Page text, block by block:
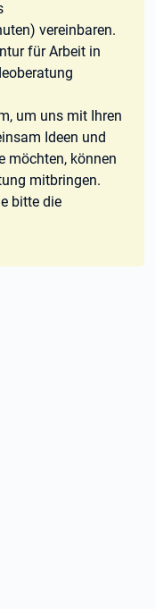
vereinbaren.
für Arbeit in
um uns mit Ihren
Ideen und
möchten, können
mitbringen.
bitte die